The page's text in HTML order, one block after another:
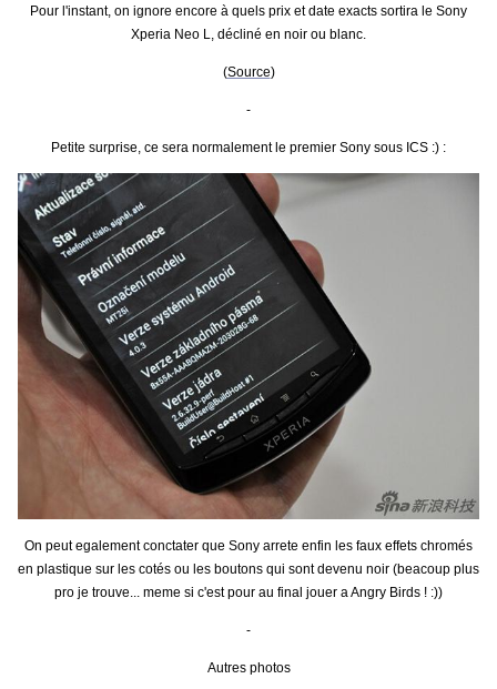
Pour l'instant, on ignore encore à quels prix et date exacts sortira le Sony
Xperia Neo L, décliné en noir ou blanc.
(Source)
-
Petite surprise, ce sera normalement le premier Sony sous ICS :) :
On peut egalement conctater que Sony arrete enfin les faux effets chromés
en plastique sur les cotés ou les boutons qui sont devenu noir (beacoup plus
pro je trouve... meme si c'est pour au final jouer a Angry Birds ! :))
-
Autres photos